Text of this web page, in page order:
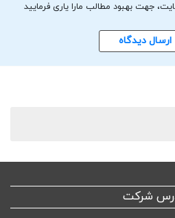
جهت بهبود مطالب مارا یاری فرمایید
ارسال دیدگاه
شرکت